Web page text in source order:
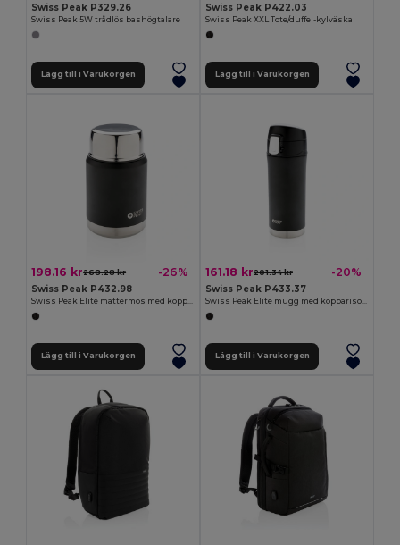
Swiss Peak P329.26
Swiss Peak 5W trådlös bashögtalare
Lägg till i Varukorgen
Swiss Peak P422.03
Swiss Peak XXL Tote/duffel-kylväska
Lägg till i Varukorgen
198.16 kr268.28 kr -26%
Swiss Peak P432.98
Lägg till i Varukorgen
161.18 kr201.34 kr -20%
Swiss Peak P433.37
Lägg till i Varukorgen